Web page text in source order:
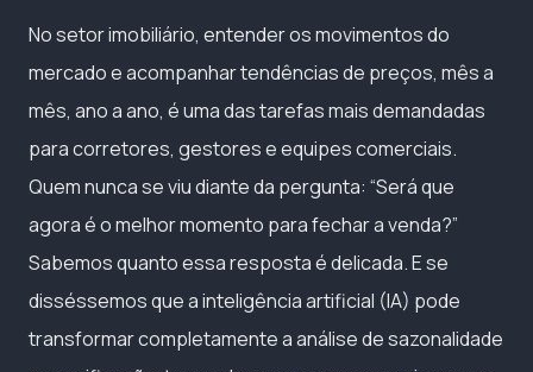
No setor imobiliário, entender os movimentos do
mercado e acompanhar tendências de preços, mês a
mês, ano a ano, é uma das tarefas mais demandadas
para corretores, gestores e equipes comerciais.
Quem nunca se viu diante da pergunta: “Será que
agora é o melhor momento para fechar a venda?”
Sabemos quanto essa resposta é delicada. E se
disséssemos que a inteligência artificial (IA) pode
transformar completamente a análise de sazonalidade